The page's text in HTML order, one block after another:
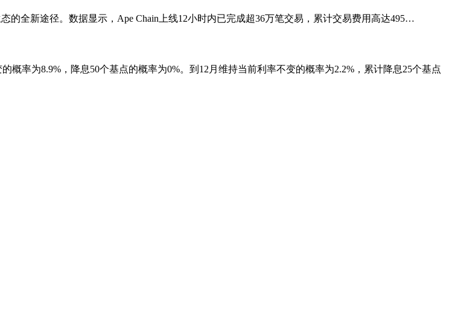
的全新途径。数据显示，Ape Chain上线12小时内已完成超36万笔交易，累计交易费用高达495…
概率为8.9%，降息50个基点的概率为0%。到12月维持当前利率不变的概率为2.2%，累计降息25个基点